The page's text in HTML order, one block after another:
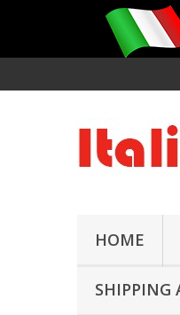
HOME
SHIPPING